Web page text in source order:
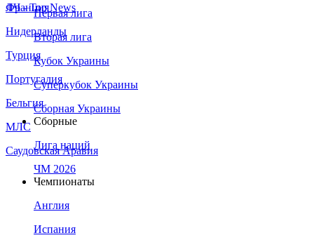
Франция
Нидерланды
Турция
Португалия
Бельгия
МЛС
Саудовская Аравия
ЛЧ - Top News
Первая лига
Вторая лига
Кубок Украины
Суперкубок Украины
Сборная Украины
Сборные
Лига наций
ЧМ 2026
Чемпионаты
Англия
Испания